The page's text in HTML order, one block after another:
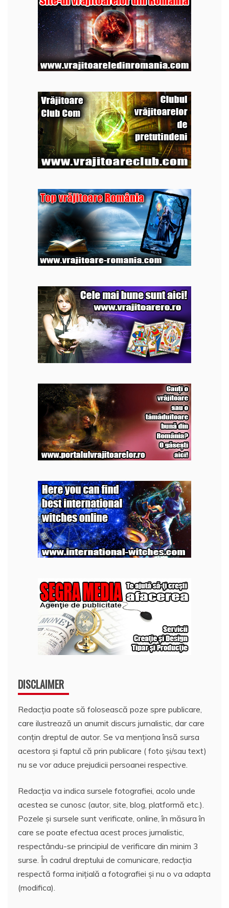
DISCLAIMER
Redacția poate să folosească poze spre publicare,
care ilustrează un anumit discurs jurnalistic, dar care
conțin dreptul de autor. Se va menționa însă sursa
acestora și faptul că prin publicare ( foto și/sau text)
nu se vor aduce prejudicii persoanei respective.
Redacția va indica sursele fotografiei, acolo unde
acestea se cunosc (autor, site, blog, platformă etc.).
Pozele și sursele sunt verificate, online, în măsura în
care se poate efectua acest proces jurnalistic,
respectându-se principiul de verificare din minim 3
surse. În cadrul dreptului de comunicare, redacția
respectă forma inițială a fotografiei și nu o va adapta
(modifica).